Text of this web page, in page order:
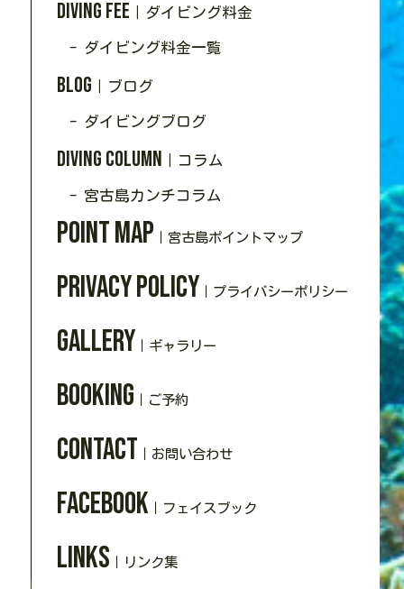
Diving Fee ｜ダイビング料金
- ダイビング料金一覧
Blog ｜ブログ
- ダイビングブログ
Diving Column ｜コラム
- 宮古島カンチコラム
Point Map ｜宮古島ポイントマップ
Privacy policy ｜プライバシーポリシー
Gallery ｜ギャラリー
Booking ｜ご予約
Contact ｜お問い合わせ
Facebook ｜フェイスブック
Links ｜リンク集